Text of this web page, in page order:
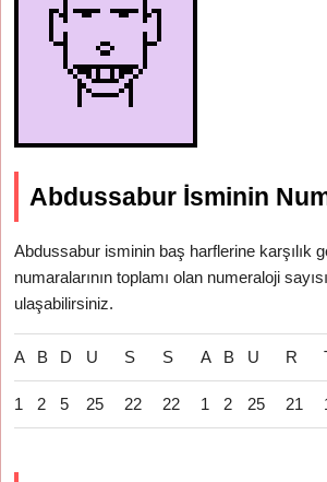
Abdussabur İsminin
Abdussabur isminin baş harflerine karşılık
numaralarının toplamı olan numeraloji
ulaşabilirsiniz.
A B D U S S A B U R
1 2 5 25 22 22 1 2 25 21